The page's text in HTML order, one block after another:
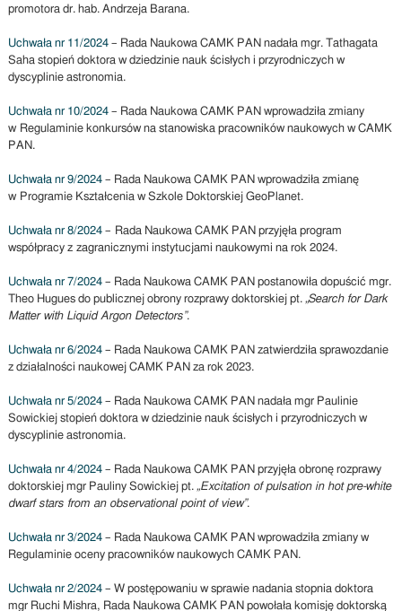
promotora dr. hab. Andrzeja Barana.
Uchwała nr 11/2024– Rada Naukowa CAMK PAN nadała mgr. Tathagata
Saha stopień doktora w dziedzinie nauk ścisłych i przyrodniczych w
dyscyplinie astronomia.
Uchwała nr 10/2024– Rada Naukowa CAMK PAN wprowadziła zmiany
w Regulaminie konkursów na stanowiska pracowników naukowych w CAMK
PAN.
Uchwała nr 9/2024– Rada Naukowa CAMK PAN wprowadziła zmianę
w Programie Kształcenia w Szkole Doktorskiej GeoPlanet.
Uchwała nr 8/2024– Rada Naukowa CAMK PAN przyjęła program
współpracy z zagranicznymi instytucjami naukowymi na rok 2024.
Uchwała nr 7/2024– Rada Naukowa CAMK PAN postanowiła dopuścić mgr.
Theo Hugues do publicznej obrony rozprawy doktorskiej pt. „Search for Dark
Matter with Liquid Argon Detectors”.
Uchwała nr 6/2024– Rada Naukowa CAMK PAN zatwierdziła sprawozdanie
z działalności naukowej CAMK PAN za rok 2023.
Uchwała nr 5/2024– Rada Naukowa CAMK PAN nadała mgr Paulinie
Sowickiej stopień doktora w dziedzinie nauk ścisłych i przyrodniczych w
dyscyplinie astronomia.
Uchwała nr 4/2024– Rada Naukowa CAMK PAN przyjęła obronę rozprawy
doktorskiej mgr Pauliny Sowickiej pt. „Excitation of pulsation in hot pre-white
dwarf stars from an observational point of view”.
Uchwała nr 3/2024– Rada Naukowa CAMK PAN wprowadziła zmiany w
Regulaminie oceny pracowników naukowych CAMK PAN.
Uchwała nr 2/2024– W postępowaniu w sprawie nadania stopnia doktora
mgr Ruchi Mishra, Rada Naukowa CAMK PAN powołała komisję doktorską